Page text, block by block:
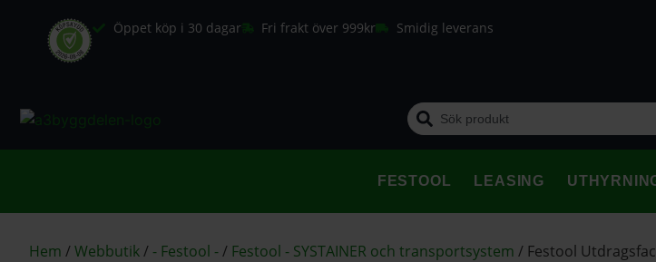
Öppet köp i 30 dagar Fri frakt över 999kr Smidig leverans
FESTOOL LEASING
Hem /Webbutik/ - Festool -/ Festool - SYSTAINER och transportsystem / Festool